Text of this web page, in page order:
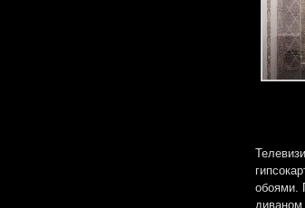
обоями.
диваном.